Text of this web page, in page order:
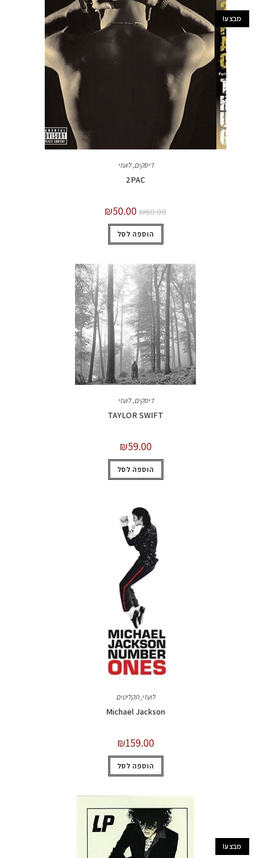
מבצע!
דיסקים ,לועזי
2PAC
₪60.00
₪50.00
הוספה לסל
דיסקים,לועזי
TAYLOR SWIFT
₪59.00
הוספה לסל
לועזי ,תקליטים
Michael Jackson
₪159.00
הוספה לסל
מבצע!